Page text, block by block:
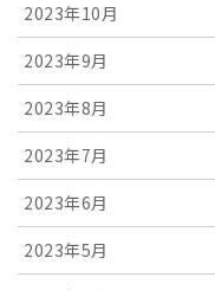
2023年10月
2023年9月
2023年8月
2023年7月
2023年6月
2023年5月